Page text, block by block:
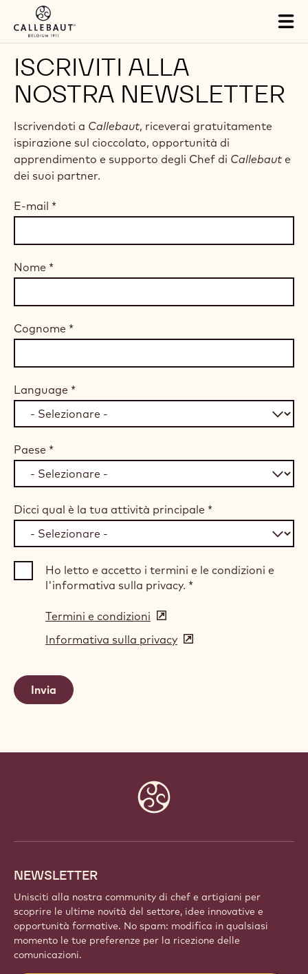
Skip to main content
ISCRIVITI ALLA
NOSTRA NEWSLETTER
Iscrivendoti a Callebaut, riceverai gratuitamente
ispirazione sul cioccolato, opportunità di
apprendimento e supporto degli Chef di Callebaut e
dei suoi partner.
E-mail *
Nome *
Cognome *
Language *
Paese *
Dicci qual è la tua attività principale *
Ho letto e accetto i termini e le condizioni e
l'informativa sulla privacy. *
Termini e condizioni (opens
in
a
Informativa sulla privacy (opens
NEWSLETTER
Unisciti alla nostra community di chef e artigiani per
scoprire le ultime novità del settore, idee innovative e
opportunità formative. No spam: modifica in qualsiasi
momento le tue preferenze per la ricezione delle
comunicazioni.